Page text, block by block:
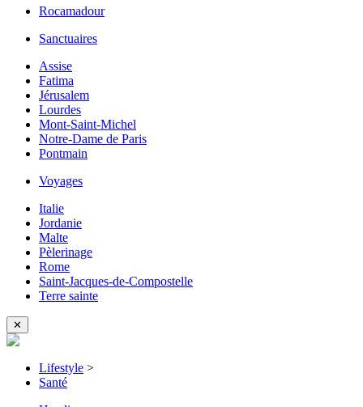
Rocamadour
Sanctuaires
Assise
Fatima
Jérusalem
Lourdes
Mont-Saint-Michel
Notre-Dame de Paris
Pontmain
Voyages
Italie
Jordanie
Malte
Pèlerinage
Rome
Saint-Jacques-de-Compostelle
Terre sainte
✕
Lifestyle >
Santé